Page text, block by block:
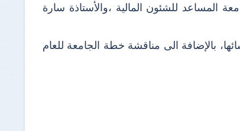
المساعد للشئون المالية ،والأستاذة سارة
بالإضافة الى مناقشة خطة الجامعة للعام